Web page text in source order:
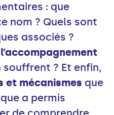
: que
nom ? Quels sont
associés ?
l’accompagnement
souffrent ? Et enfin,
et mécanismes que
a permis